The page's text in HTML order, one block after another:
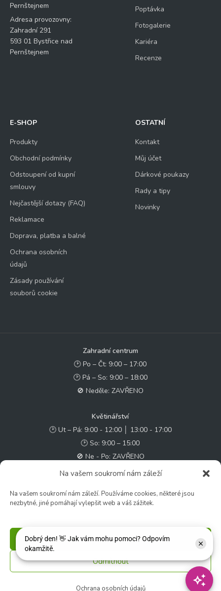
Na vašem soukromí nám záleží
Na vašem soukromí nám záleží. Používáme cookies, některé jsou
nezbytné, jiné pomáhají vylepšit web a váš zážitek.
Příjmout
Odmítnout
Ochrana osobních údajů
Pernštejnem
Adresa provozovny:
Zahradní 291
593 01 Bystřice nad
Pernštejnem
Poptávka
Fotogalerie
Kariéra
Recenze
E-SHOP
Produkty
Obchodní podmínky
Odstoupení od kupní
smlouvy
Nejčastější dotazy (FAQ)
Reklamace
Doprava, platba a balné
Ochrana osobních
údajů
Zásady používání
souborů cookie
OSTATNÍ
Kontakt
Můj účet
Dárkové poukazy
Rady a tipy
Novinky
Zahradní centrum
🕑 Po – Čt: 9:00 – 17:00
🕑 Pá – So: 9:00 – 18:00
🚫 Neděle: ZAVŘENO
Květinářství
🕑 Ut – Pá: 9:00 - 12:00 │ 13:00 - 17:00
🕑 So: 9:00 – 15:00
🚫 Ne - Po: ZAVŘENO
✉️ e-shop@zcstrakovo.cz
© 2026 Zahradní centrum "Strakovo" s.r.o. – Všechna práva vyhrazena. |
Vytvořilo
inetio s. r. o.